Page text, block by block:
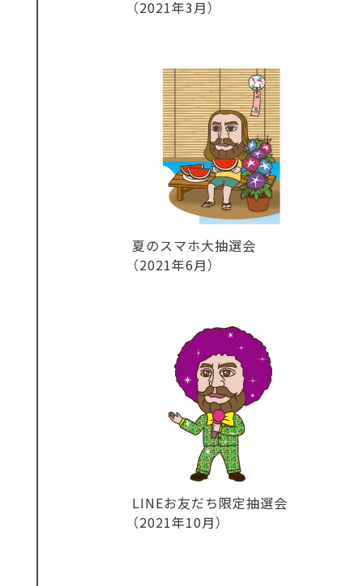
（2021年3月）
夏のスマホ大抽選会
（2021年6月）
LINEお友だち限定抽選会
（2021年10月）